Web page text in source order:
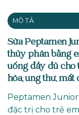
MÔ TẢ
Sữa Peptamen
thủy phân bằng
uống đầy đủ cho
hóa, ung thư,
Peptamen
đặc trị cho trẻ